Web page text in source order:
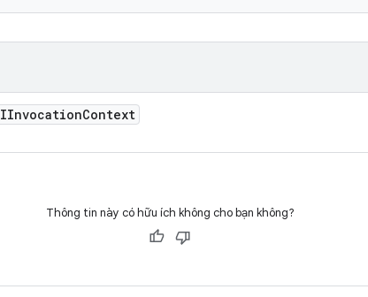
IInvocationContext
Thông tin này có hữu ích không cho bạn không?